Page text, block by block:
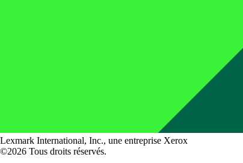
Lexmark International, Inc., une entreprise Xerox
©2026 Tous droits réservés.